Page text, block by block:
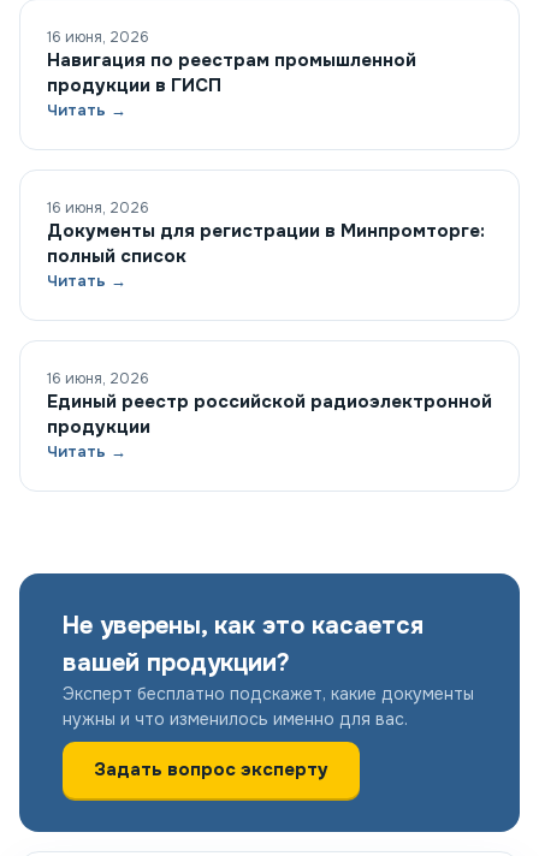
16 июня, 2026
Навигация по реестрам промышленной
продукции в ГИСП
Читать →
16 июня, 2026
Документы для регистрации в Минпромторге:
полный список
Читать →
16 июня, 2026
Единый реестр российской радиоэлектронной
продукции
Читать →
Не уверены, как это касается
вашей продукции?
Эксперт бесплатно подскажет, какие документы
нужны и что изменилось именно для вас.
Задать вопрос эксперту